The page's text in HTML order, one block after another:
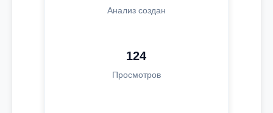
Анализ создан
124
Просмотров